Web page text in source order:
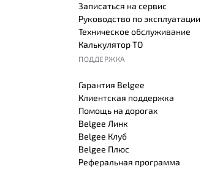
Записаться на сервис
Руководство по эксплуатации
Техническое обслуживание
Калькулятор ТО
ПОДДЕРЖКА
Гарантия Belgee
Клиентская поддержка
Помощь на дорогах
Belgee Линк
Belgee Клуб
Belgee Плюс
Реферальная программа